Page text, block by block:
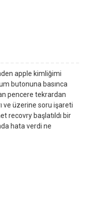
apple kimliğimi
butonuna basınca
pencere tekrardan
ve üzerine soru işareti
recovry başlatıldı bir
hata verdi ne